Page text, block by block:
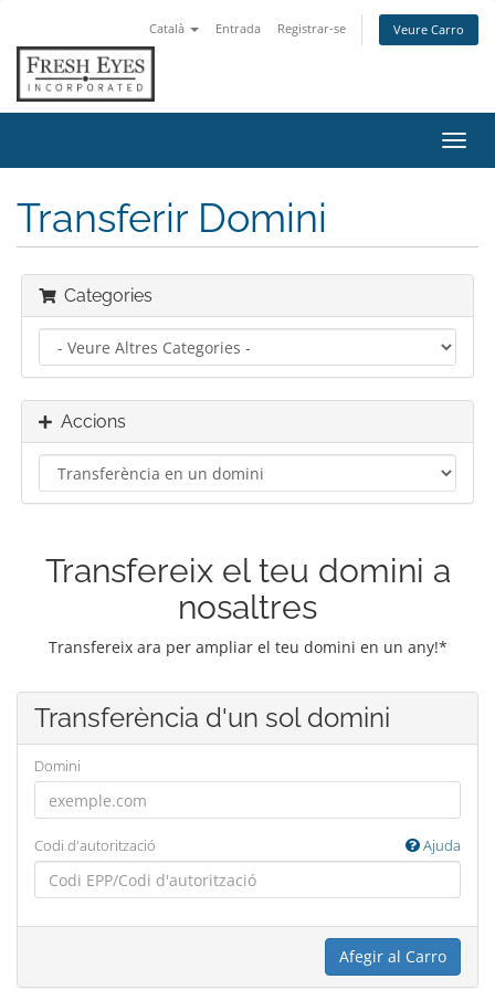
Català Entrada Registrar-se Veure Carro
la
Transferir Domini
Categories
Accions
Transfereix el teu domini a
nosaltres
Transfereix ara per ampliar el teu domini en un any!*
Transferència d'un sol domini
Domini
Codi d'autorització Ajuda
Afegir al Carro